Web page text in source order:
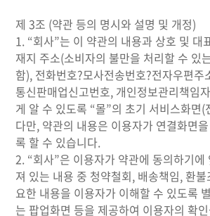
제 3조 (약관 등의 명시와 설명 및 개정)
1. “회사”는 이 약관의 내용과 상호 및 대
재지 주소(소비자의 불만을 처리할 수 있
함), 전화번호?모사전송번호?전자우편주
통신판매업신고번호, 개인정보관리책임
게 알 수 있도록 “몰”의 초기 서비스화면
다만, 약관의 내용은 이용자가 연결화면
록 할 수 있습니다.
2. “회사”은 이용자가 약관에 동의하기에
져 있는 내용 중 청약철회, 배송책임, 환
요한 내용을 이용자가 이해할 수 있도록
는 팝업화면 등을 제공하여 이용자의 확